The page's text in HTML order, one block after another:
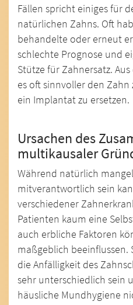
Fällen spricht einiges für
natürlichen Zahns. Oft
behandelte oder erneut
schlechte Prognose und
Stütze für Zahnersatz.
es oft sinnvoller den
ein Implantat zu ersetzen.
Ursachen des
multikausaler
Während natürlich
mitverantwortlich sein
verschiedener
Patienten kaum eine
auch erbliche Faktoren
maßgeblich beeinflussen.
die Anfälligkeit des
sehr unterschiedlich sein
häusliche Mundhygiene